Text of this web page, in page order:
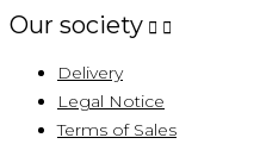
Our society  
Delivery
Legal Notice
Terms of Sales